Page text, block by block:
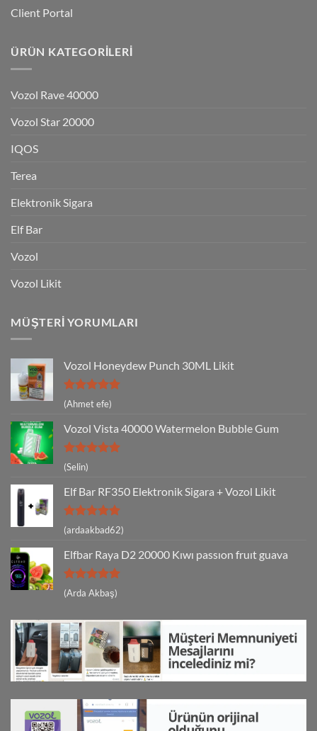
Client Portal
ÜRÜN KATEGORILERI
Vozol Rave 40000
Vozol Star 20000
IQOS
Terea
Elektronik Sigara
Elf Bar
Vozol
Vozol Likit
MÜŞTERI YORUMLARI
Vozol Honeydew Punch 30ML Likit
5 üzerinden
5
(Ahmet efe)
Vozol Vista 40000 Watermelon Bubble Gum
5 üzerinden
5
oy aldı
(Selin)
Elf Bar RF350 Elektronik Sigara + Vozol Likit
5 üzerinden
5
(ardaakbad62)
Elfbar Raya D2 20000 Kıwı passıon fruıt guava
5 üzerinden
5
(Arda Akbaş)